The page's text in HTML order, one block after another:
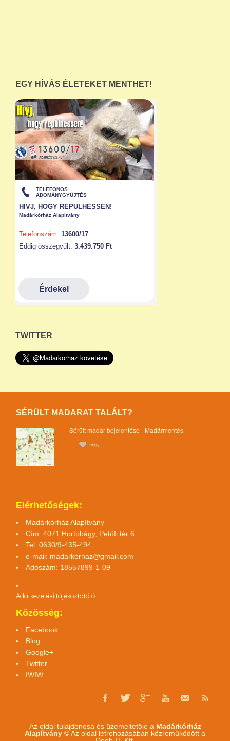
EGY HÍVÁS ÉLETEKET MENTHET!
TWITTER
SÉRÜLT MADARAT TALÁLT?
Sérült madár bejelentése - Madármentés
295
Elérhetőségek:
Madárkórház Alapítvány
Cím: 4071 Hortobágy, Petőfi tér 6.
Tel: 0630/9-435-494
e-mail: madarkorhaz@gmail.com
Adószám: 18557899-1-09
Adatkezelési tájékoztatótó
Közösség:
Facebook
Blog
Google+
Twitter
IWIW
Az oldal tulajdonosa és üzemeltetője a Madárkórház
Alapítvány ©Az oldal létrehozásában közreműködött a